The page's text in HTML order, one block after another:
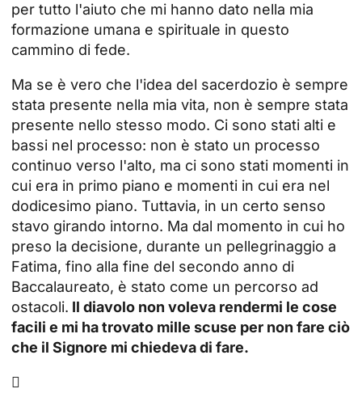
per tutto l'aiuto che mi hanno dato nella mia
formazione umana e spirituale in questo
cammino di fede.
Ma se è vero che l'idea del sacerdozio è sempre
stata presente nella mia vita, non è sempre stata
presente nello stesso modo. Ci sono stati alti e
bassi nel processo: non è stato un processo
continuo verso l'alto, ma ci sono stati momenti in
cui era in primo piano e momenti in cui era nel
dodicesimo piano. Tuttavia, in un certo senso
stavo girando intorno. Ma dal momento in cui ho
preso la decisione, durante un pellegrinaggio a
Fatima, fino alla fine del secondo anno di
Baccalaureato, è stato come un percorso ad
ostacoli. Il diavolo non voleva rendermi le cose
facili e mi ha trovato mille scuse per non fare ciò
che il Signore mi chiedeva di fare.
